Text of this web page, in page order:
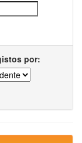
por: